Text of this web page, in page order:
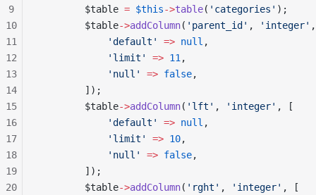
        $table
= $this->table( 'categories' );
        $table
->addColumn( 'parent_id' , 'integer'
            'default'
=> null ,
            'limit'
=> 11 ,
            'null'
=> false,
        ]);
        $table
->addColumn( 'lft' , 'integer' , [
            'default'
=> null ,
            'limit'
=> 10,
            'null'
=> false,
        ]);
        $table
->addColumn( 'rght' , 'integer' , [
9
10
11
12
13
14
15
16
17
18
19
20